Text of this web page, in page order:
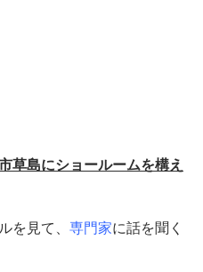
草島にショールームを構え
を見て、 専門家に話を聞く